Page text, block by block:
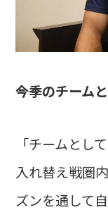
――今季のチーム
「チームとし
入れ替え戦圏
ズンを通して